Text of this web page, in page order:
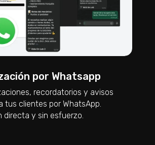
por Whatsapp
recordatorios y avisos
tus clientes por WhatsApp.
directa y sin esfuerzo.